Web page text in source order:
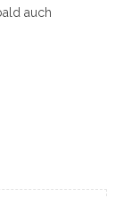
auch